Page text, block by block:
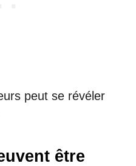
peut se révéler
être